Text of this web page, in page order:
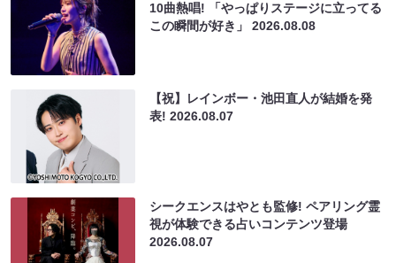
10曲熱唱! 「やっぱりステージに立ってる
この瞬間が好き」2026.08.08
【祝】レインボー・池田直人が結婚を発
表!2026.08.07
シークエンスはやとも監修! ペアリング霊
視が体験できる占いコンテンツ登場
2026.08.07